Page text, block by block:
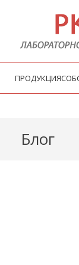
ПРОДУКЦИЯ
Блог